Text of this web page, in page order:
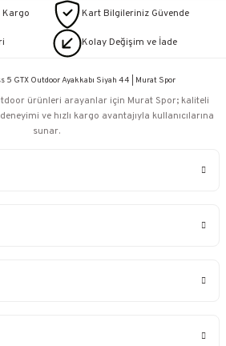
Kargo Kart Bilgileriniz Güvende
Kolay Değişim ve İade
ürünleri arayanlar için Murat Spor; kaliteli
ve hızlı kargo avantajıyla kullanıcılarına
sunar.